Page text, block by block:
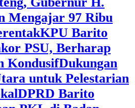
Mengajar 97 Ribu
KPU Barito
PSU, Berharap
KondusifDukungan
untuk Pelestarian
DPRD Barito